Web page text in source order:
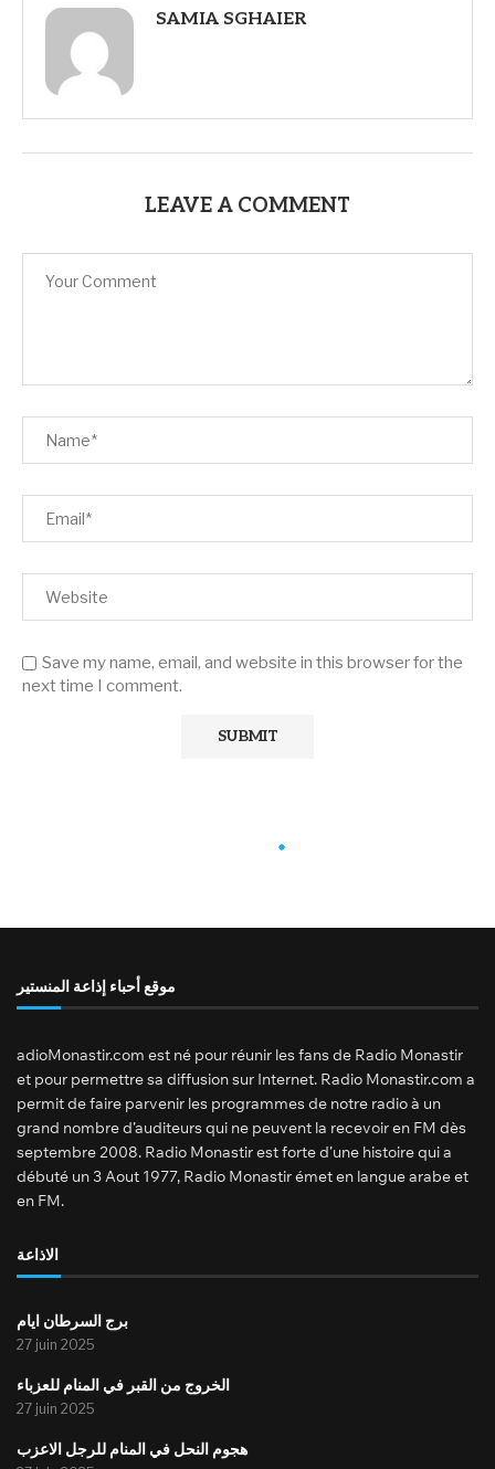
SAMIA SGHAIER
LEAVE A COMMENT
Save my name, email, and website in this browser for the
next time I comment.
موقع أحباء إذاعة المنستير
adioMonastir.com est né pour réunir les fans de Radio Monastir
et pour permettre sa diffusion sur Internet. Radio Monastir.com a
permit de faire parvenir les programmes de notre radio à un
grand nombre d’auditeurs qui ne peuvent la recevoir en FM dès
septembre 2008. Radio Monastir est forte d’une histoire qui a
débuté un 3 Aout 1977, Radio Monastir émet en langue arabe et
en FM.
الاذاعة
برج السرطان ايام
27 juin 2025
الخروج من القبر في المنام للعزباء
27 juin 2025
هجوم النحل في المنام للرجل الاعزب